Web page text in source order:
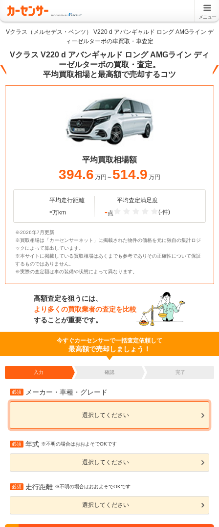
メニュー
Vクラス（メルセデス・ベンツ） V220 d アバンギャルド ロング AMGライン デ
ィーゼルターボの車買取・車査定
Vクラス V220 d アバンギャルド ロング AMGライン ディ
ーゼルターボの買取・査定。
平均買取相場と最高額で売却するコツ
平均買取相場額
394.6 万円～ 514.9 万円
平均走行距離
-万km
平均査定満足度
-点 (-件)
※2026年7月更新
※買取相場は「カーセンサーネット」に掲載された物件の価格を元に独自の集計ロジ
ックによって算出しています。
※本サイトに掲載している買取相場はあくまでも参考でありその正確性について保証
するものではありません。
※実際の査定額は車の装備や状態によって異なります。
高額査定を狙うには、
より多くの買取業者の査定を比較
することが重要です。
今すぐカーセンサーで一括査定依頼して
最高額で売却しましょう！
入力 確認 完了
必須 メーカー・車種・グレード
選択してください
必須 年式 ※不明の場合はおおよそでOKです
選択してください
必須 走行距離 ※不明の場合はおおよそでOKです
選択してください